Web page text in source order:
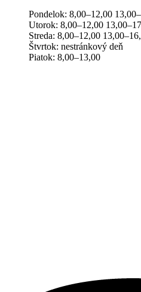
Pondelok: 8,00–12,00
Utorok: 8,00–12,00
Streda: 8,00–12,00
Štvrtok: nestránkový deň
Piatok: 8,00–13,00